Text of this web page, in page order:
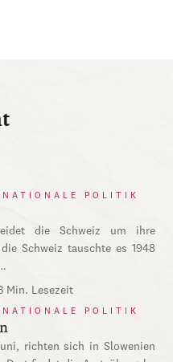
POLITIK
die Schweiz um ihre
Schweiz tauschte es 1948
Min. Lesezeit
POLITIK
richten sich in Slowenien